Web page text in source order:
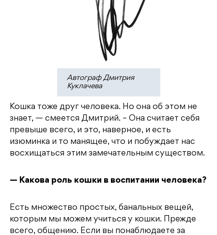
Автограф Дмитрия
Куклачева
Кошка тоже друг человека. Но она об этом не
знает, — смеется Дмитрий. – Она считает себя
превыше всего, и это, наверное, и есть
изюминка и то манящее, что и побуждает нас
восхищаться этим замечательным существом.
— Какова роль кошки в воспитании человека?
Есть множество простых, банальных вещей,
которым мы можем учиться у кошки. Прежде
всего, общению. Если вы понаблюдаете за